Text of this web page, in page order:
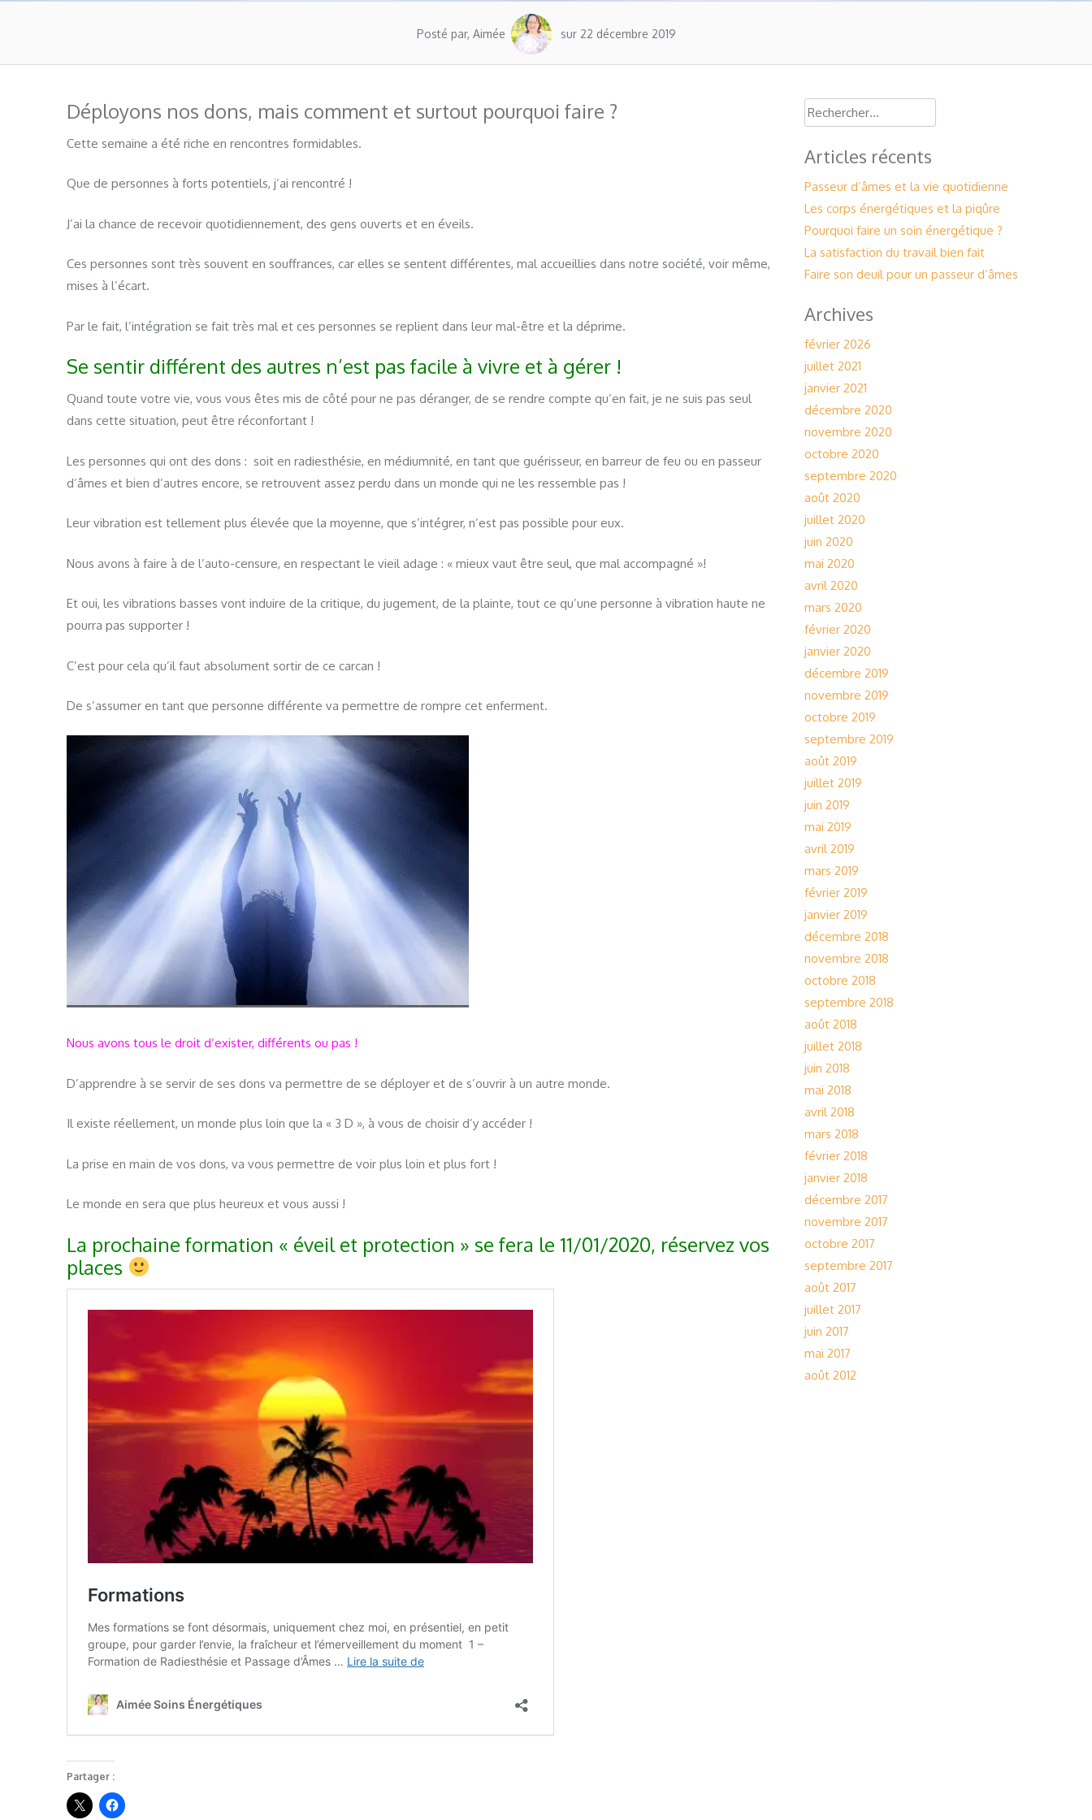
Posté par, Aimée sur 22 décembre 2019
Déployons nos dons, mais comment et surtout pourquoi faire ?
Cette semaine a été riche en rencontres formidables.
Que de personnes à forts potentiels, j’ai rencontré !
J’ai la chance de recevoir quotidiennement, des gens ouverts et en éveils.
Ces personnes sont très souvent en souffrances, car elles se sentent différentes, mal accueillies dans notre société, voir même,
mises à l’écart.
Par le fait, l’intégration se fait très mal et ces personnes se replient dans leur mal-être et la déprime.
Se sentir différent des autres n’est pas facile à vivre et à gérer !
Quand toute votre vie, vous vous êtes mis de côté pour ne pas déranger, de se rendre compte qu’en fait, je ne suis pas seul
dans cette situation, peut être réconfortant !
Les personnes qui ont des dons : soit en radiesthésie, en médiumnité, en tant que guérisseur, en barreur de feu ou en passeur
d’âmes et bien d’autres encore, se retrouvent assez perdu dans un monde qui ne les ressemble pas !
Leur vibration est tellement plus élevée que la moyenne, que s’intégrer, n’est pas possible pour eux.
Nous avons à faire à de l’auto-censure, en respectant le vieil adage : « mieux vaut être seul, que mal accompagné »!
Et oui, les vibrations basses vont induire de la critique, du jugement, de la plainte, tout ce qu’une personne à vibration haute ne
pourra pas supporter !
C’est pour cela qu’il faut absolument sortir de ce carcan !
De s’assumer en tant que personne différente va permettre de rompre cet enferment.
Nous avons tous le droit d’exister, différents ou pas !
D’apprendre à se servir de ses dons va permettre de se déployer et de s’ouvrir à un autre monde.
Il existe réellement, un monde plus loin que la « 3 D », à vous de choisir d’y accéder !
La prise en main de vos dons, va vous permettre de voir plus loin et plus fort !
Le monde en sera que plus heureux et vous aussi !
La prochaine formation « éveil et protection » se fera le 11/01/2020, réservez vos
places
Partager :
Rechercher :
Articles récents
Passeur d’âmes et la vie quotidienne
Les corps énergétiques et la piqûre
Pourquoi faire un soin énergétique ?
La satisfaction du travail bien fait
Faire son deuil pour un passeur d’âmes
Archives
février 2026
juillet 2021
janvier 2021
décembre 2020
novembre 2020
octobre 2020
septembre 2020
août 2020
juillet 2020
juin 2020
mai 2020
avril 2020
mars 2020
février 2020
janvier 2020
décembre 2019
novembre 2019
octobre 2019
septembre 2019
août 2019
juillet 2019
juin 2019
mai 2019
avril 2019
mars 2019
février 2019
janvier 2019
décembre 2018
novembre 2018
octobre 2018
septembre 2018
août 2018
juillet 2018
juin 2018
mai 2018
avril 2018
mars 2018
février 2018
janvier 2018
décembre 2017
novembre 2017
octobre 2017
septembre 2017
août 2017
juillet 2017
juin 2017
mai 2017
août 2012